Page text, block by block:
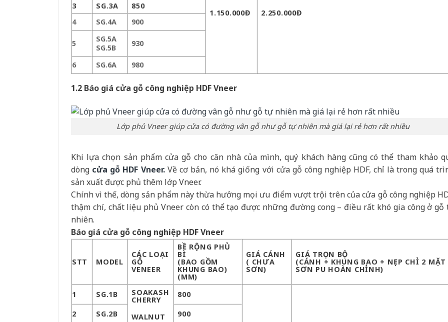
1.150.000Đ 2.250.000Đ
3 SG.3A
850
4
SG.4A 900
5
SG.5A
SG.5B
930
6 SG.6A 980
1.2 Báo giá cửa gỗ công nghiệp HDF Vneer
Lớp phủ Vneer giúp cửa có đường vân gỗ như gỗ tự nhiên mà giá lại rẻ hơn rất nhiều
Khi lựa chọn sản phẩm cửa gỗ cho căn nhà của mình, quý khách hàng cũng có thể tham khảo
dòng cửa gỗ HDF Vneer.Về cơ bản, nó khá giống với cửa gỗ công nghiệp HDF, chỉ là trong quá
sản xuất được phủ thêm lớp Vneer.
Chính vì thế, dòng sản phẩm này thừa hưởng mọi ưu điểm vượt trội trên của cửa gỗ công nghiệp
thậm chí, chất liệu phủ Vneer còn có thể tạo được những đường cong – điều rất khó gia công ở gỗ
nhiên.
Báo giá cửa gỗ công nghiệp HDF Vneer
STT MODEL
CÁC LOẠI
GỖ
VENEER
BỀ RỘNG PHỦ
BÌ
(BAO GỒM
KHUNG BAO)
(MM)
GIÁ CÁNH
( CHƯA
SƠN)
GIÁ TRỌN BỘ
(CÁNH + KHUNG BAO + NẸP CHỈ 2 MẶT
SƠN PU HOÀN CHỈNH)
1 SG.1B SOAKASH
CHERRY
WALNUT
800
2 SG.2B 900